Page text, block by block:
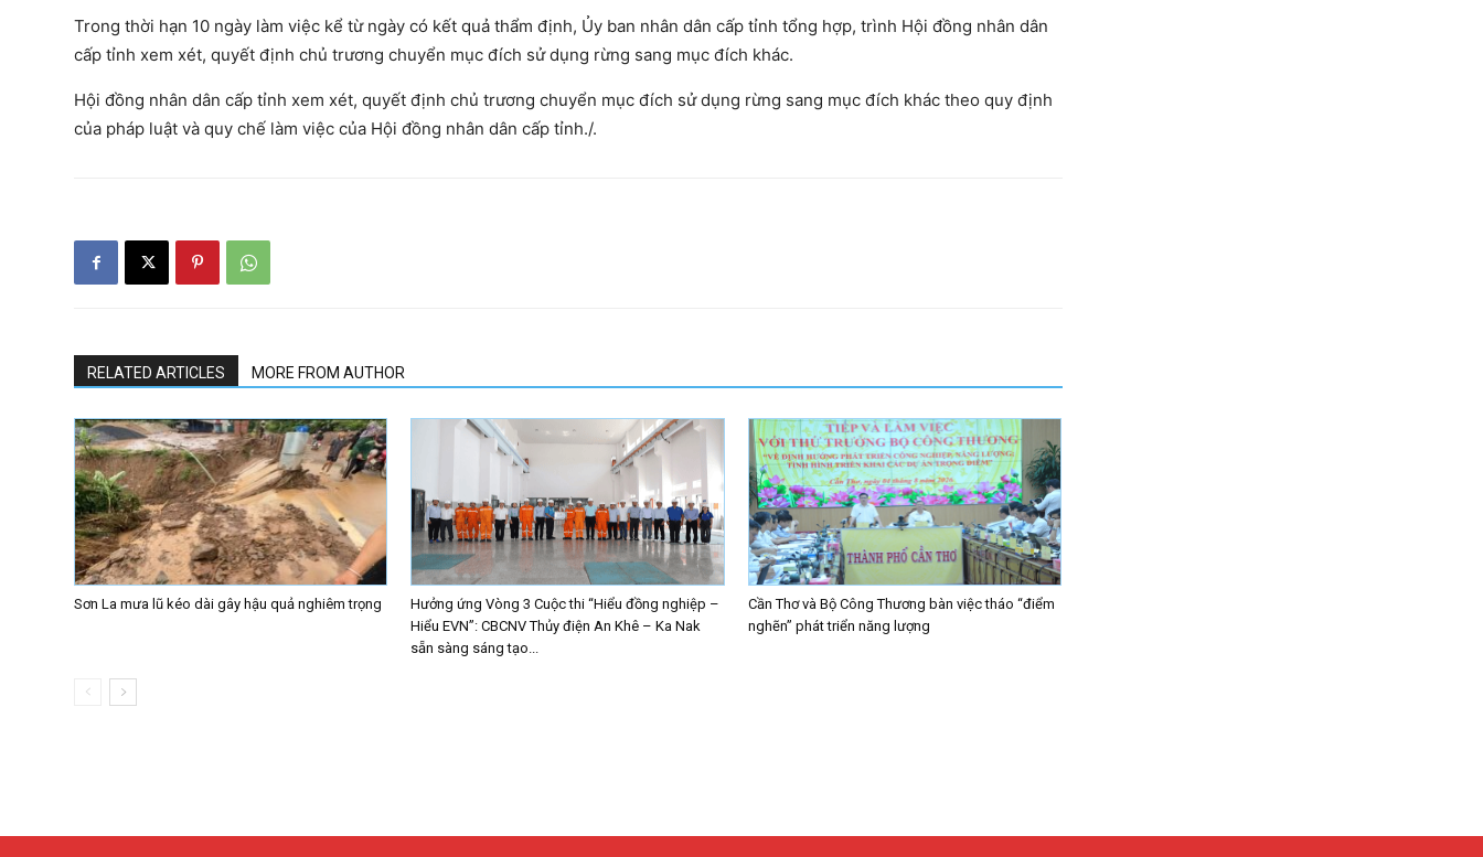
Trong thời hạn 10 ngày làm việc kể từ ngày có kết quả thẩm định, Ủy ban nhân dân cấp tỉnh tổng hợp, trình Hội đồng nhân dân
cấp tỉnh xem xét, quyết định chủ trương chuyển mục đích sử dụng rừng sang mục đích khác.
Hội đồng nhân dân cấp tỉnh xem xét, quyết định chủ trương chuyển mục đích sử dụng rừng sang mục đích khác theo quy định
của pháp luật và quy chế làm việc của Hội đồng nhân dân cấp tỉnh./.
RELATED ARTICLES MORE FROM AUTHOR
Sơn La mưa lũ kéo dài gây hậu quả nghiêm trọng
Hưởng ứng Vòng 3 Cuộc thi “Hiểu đồng nghiệp –
Hiểu EVN”: CBCNV Thủy điện An Khê – Ka Nak
sẵn sàng sáng tạo...
Cần Thơ và Bộ Công Thương bàn việc tháo “điểm
nghẽn” phát triển năng lượng